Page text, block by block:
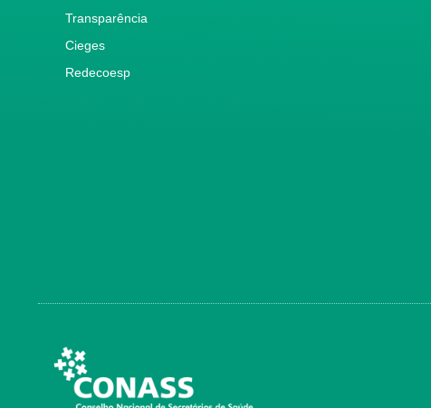
Transparência
Cieges
Redecoesp